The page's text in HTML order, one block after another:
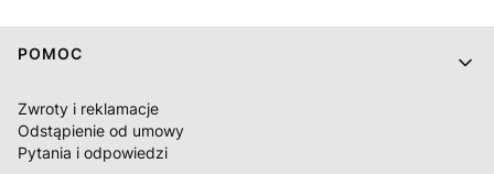
Linki w stopce
POMOC
Zwroty i reklamacje
Odstąpienie od umowy
Pytania i odpowiedzi